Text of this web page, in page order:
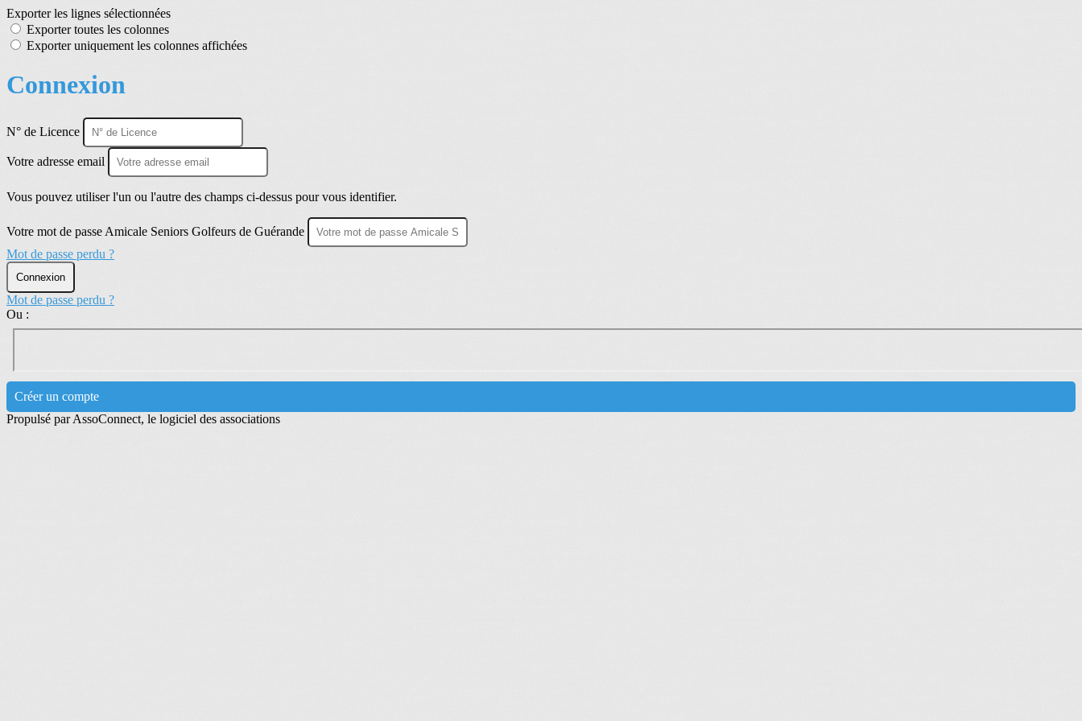
Exporter les lignes sélectionnées
Exporter toutes les colonnes
Exporter uniquement les colonnes affichées
Connexion
N° de Licence
Votre adresse email
Vous pouvez utiliser l'un ou l'autre des champs ci-dessus pour vous identifier.
Votre mot de passe Amicale Seniors Golfeurs de Guérande
Mot de passe perdu ?
Connexion
Mot de passe perdu ?
Ou :
Créer un compte
Propulsé par AssoConnect, le logiciel des associations